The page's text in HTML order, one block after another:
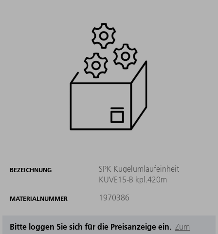
BEZEICHNUNG
SPK Kugelumlaufeinheit
KUVE15-B kpl.420m
MATERIALNUMMER 1970386
Bitte loggen Sie sich für die Preisanzeige ein. Zum